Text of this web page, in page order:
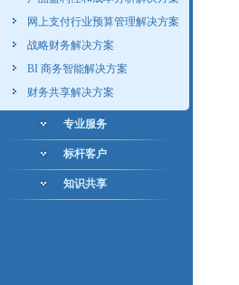
网上支付行业预算管理解决方案
战略财务解决方案
BI 商务智能解决方案
财务共享解决方案
专业服务
标杆客户
知识共享